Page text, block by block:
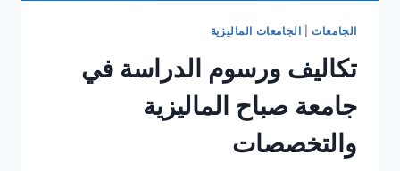
الجامعات| الجامعات الماليزية
تكاليف ورسوم الدراسة في
جامعة صباح الماليزية
والتخصصات